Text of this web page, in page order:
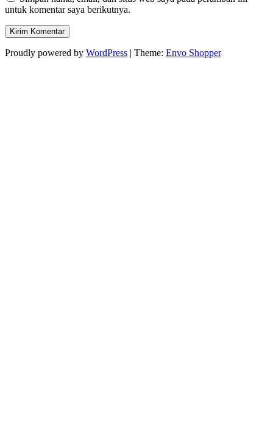
untuk komentar saya berikutnya.
Proudly powered by WordPress | Theme: Envo Shopper